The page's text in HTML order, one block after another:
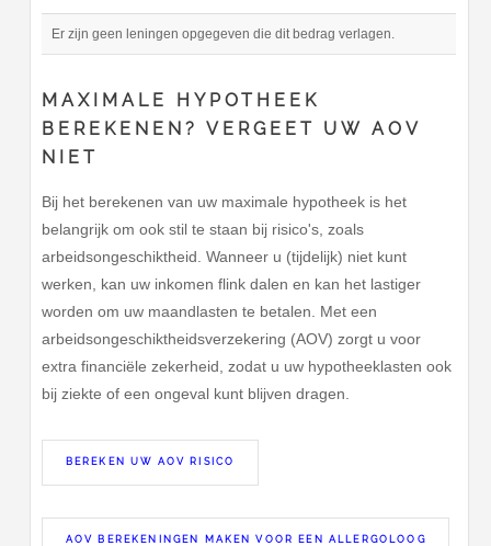
Er zijn geen leningen opgegeven die dit bedrag verlagen.
MAXIMALE HYPOTHEEK
BEREKENEN? VERGEET UW AOV
NIET
Bij het berekenen van uw maximale hypotheek is het
belangrijk om ook stil te staan bij risico's, zoals
arbeidsongeschiktheid. Wanneer u (tijdelijk) niet kunt
werken, kan uw inkomen flink dalen en kan het lastiger
worden om uw maandlasten te betalen. Met een
arbeidsongeschiktheidsverzekering (AOV) zorgt u voor
extra financiële zekerheid, zodat u uw hypotheeklasten ook
bij ziekte of een ongeval kunt blijven dragen.
BEREKEN UW AOV RISICO
AOV BEREKENINGEN MAKEN VOOR EEN ALLERGOLOOG